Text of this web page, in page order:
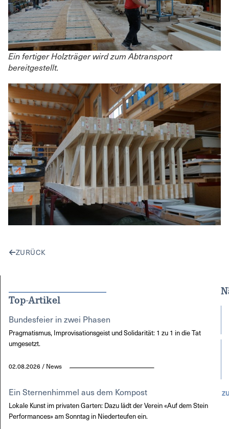
Ein fertiger Holzträger wird zum Abtransport
bereitgestellt.
ZURÜCK
Top-Artikel
Bundesfeier in zwei Phasen
Pragmatismus, Improvisationsgeist und Solidarität: 1 zu 1 in die Tat
umgesetzt.
02.08.2026 / News
Ein Sternenhimmel aus dem Kompost
Lokale Kunst im privaten Garten: Dazu lädt der Verein «Auf dem Stein
Performances» am Sonntag in Niederteufen ein.